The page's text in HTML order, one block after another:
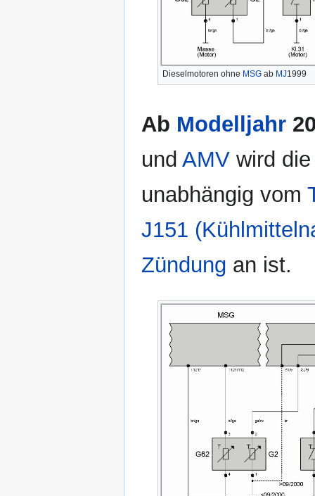
Dieselmotoren ohne MSG ab MJ1999
Ab Modelljahr
und AMV wird
unabhängig vom
J151
Zündung an ist.